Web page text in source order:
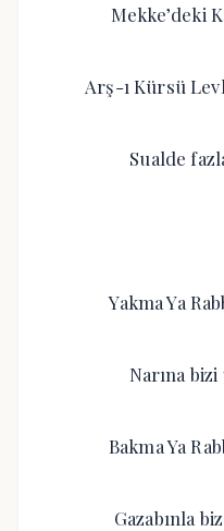
Mekke’deki
Arş-ı Kürsü
Sualde
Yakma Ya
Narına bizi
Bakma Ya
Gazabınla